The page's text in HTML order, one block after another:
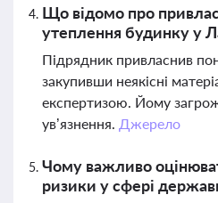
Що відомо про
утеплення будинку у
Підрядник привласнив
закупивши неякісні
експертизою. Йому
ув’язнення. Джерело
Чому важливо
ризики у сфері